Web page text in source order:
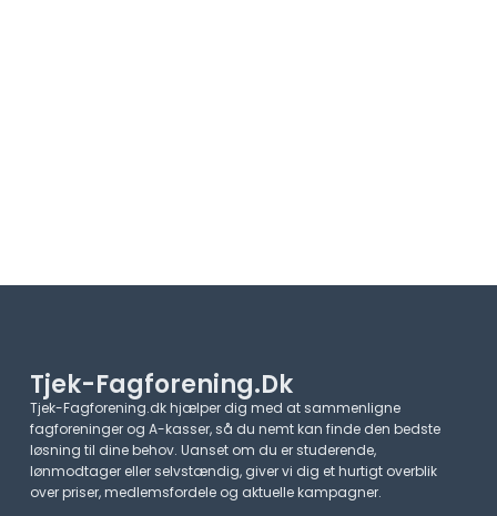
Tjek-Fagforening.dk
Tjek-Fagforening.dk hjælper dig med at sammenligne
fagforeninger og A-kasser, så du nemt kan finde den bedste
løsning til dine behov. Uanset om du er studerende,
lønmodtager eller selvstændig, giver vi dig et hurtigt overblik
over priser, medlemsfordele og aktuelle kampagner.​